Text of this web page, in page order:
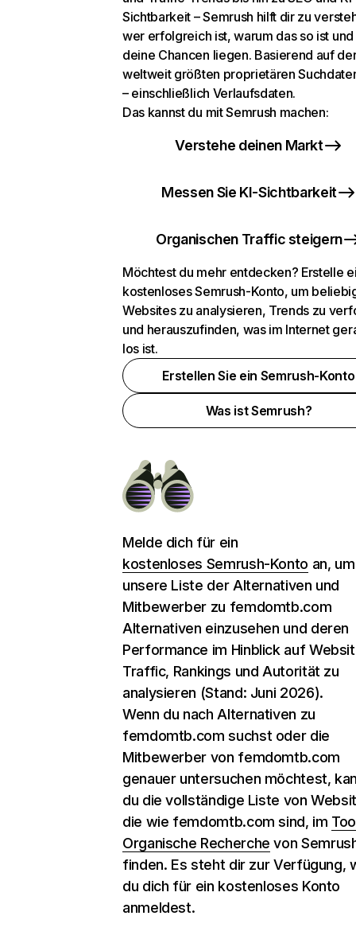
Sichtbarkeit – Semrush hilft dir zu
wer erfolgreich ist, warum das so ist
deine Chancen liegen. Basierend auf
weltweit größten proprietären
– einschließlich Verlaufsdaten.
Das kannst du mit Semrush machen:
Verstehe deinen Markt
Messen Sie KI-Sichtbarkeit
Organischen Traffic steigern
Möchtest du mehr entdecken? Erstelle
kostenloses Semrush-Konto, um
Websites zu analysieren, Trends zu
und herauszufinden, was im Internet
los ist.
Erstellen Sie ein Semrush-Konto
Was ist Semrush?
Melde dich für ein
kostenloses Semrush-Konto an, um
unsere Liste der Alternativen und
Mitbewerber zu femdomtb.com
Alternativen einzusehen und deren
Performance im Hinblick auf
Traffic, Rankings und Autorität zu
analysieren (Stand: Juni 2026).
Wenn du nach Alternativen zu
femdomtb.com suchst oder die
Mitbewerber von femdomtb.com
genauer untersuchen möchtest,
du die vollständige Liste von
die wie femdomtb.com sind, im
Organische Recherche von
finden. Es steht dir zur Verfügung,
du dich für ein kostenloses Konto
anmeldest.